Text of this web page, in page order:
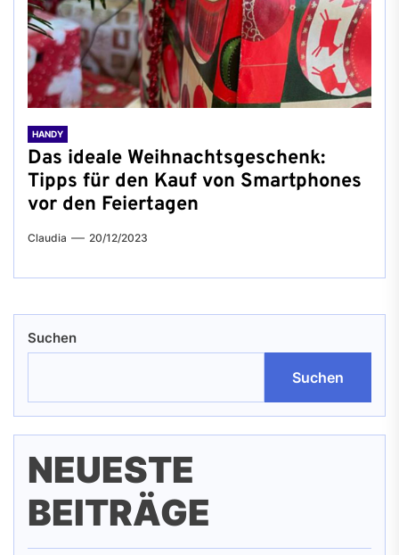
HANDY
Das ideale Weihnachtsgeschenk:
Tipps für den Kauf von Smartphones
vor den Feiertagen
Claudia 20/12/2023
Suchen
Suchen
NEUESTE
BEITRÄGE